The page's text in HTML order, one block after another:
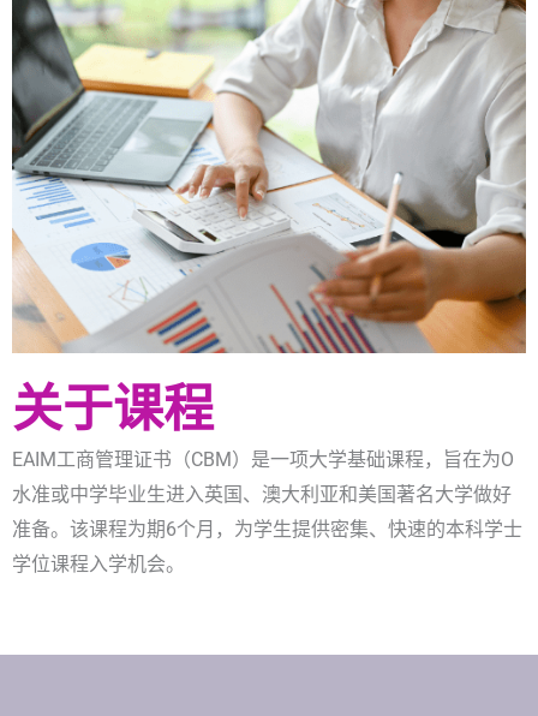
关于课程
EAIM工商管理证书（CBM）是一项大学基础课程，旨在为O
水准或中学毕业生进入英国、澳大利亚和美国著名大学做好
准备。该课程为期6个月，为学生提供密集、快速的本科学士
学位课程入学机会。